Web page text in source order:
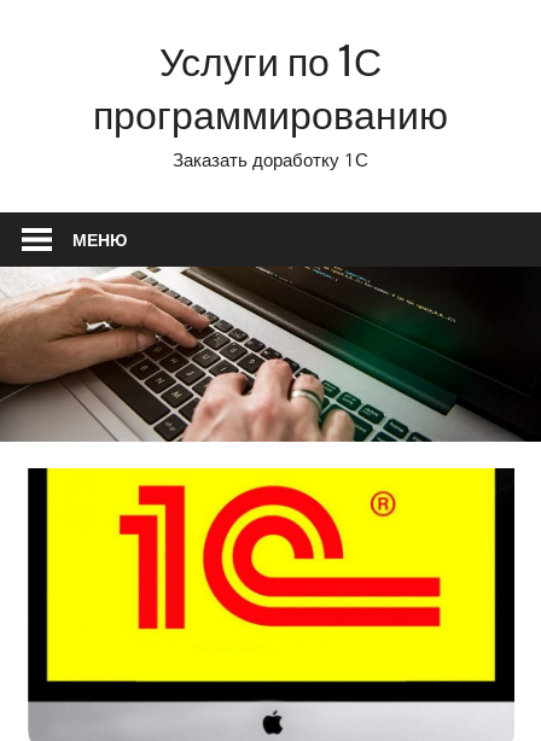
Услуги по 1С
программированию
Заказать доработку 1С
МЕНЮ